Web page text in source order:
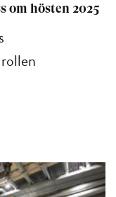
om hösten 2025